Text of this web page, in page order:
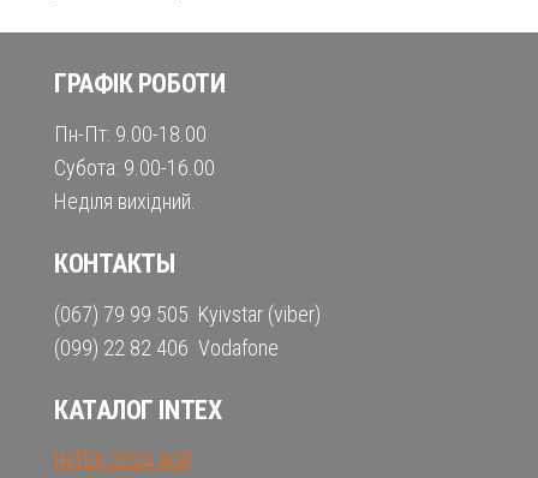
ГРАФІК РОБОТИ
Пн-Пт: 9.00-18.00
Субота: 9.00-16.00
Неділя вихідний.
КОНТАКТЫ
(067) 79 99 505 Kyivstar (viber)
(099) 22 82 406 Vodafone
КАТАЛОГ INTEX
INTEX 2024 AGP